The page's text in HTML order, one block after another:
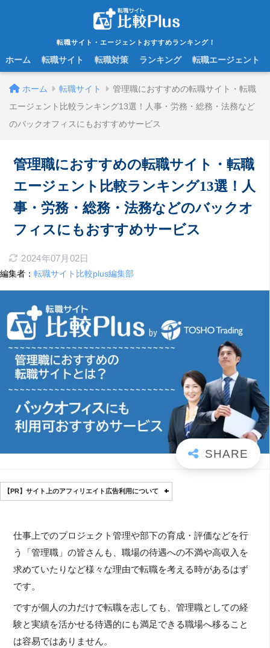
転職サイト・エージェントおすすめランキング！
ホーム 転職サイト 転職対策 ランキング 転職エージェント
ホーム 転職サイト
管理職におすすめの転職サイト・転職
エージェント比較ランキング13選！人事・労務・総務・法務など
のバックオフィスにもおすすめサービス
管理職におすすめの転職サイト・転職
エージェント比較ランキング13選！人
事・労務・総務・法務などのバックオ
フィスにもおすすめサービス
2024年07月02日
編集者： 転職サイト比較plus編集部
【PR】サイト上のアフィリエイト広告利用について
仕事上でのプロジェクト管理や部下の育成・評価などを行
う「管理職」の皆さんも、職場の待遇への不満や高収入を
求めていたりなど様々な理由で転職を考える時があるはず
です。
ですが個人の力だけで転職を志しても、管理職としての経
験と実績を活かせる待遇的にも満足できる職場へ移ること
は容易ではありません。